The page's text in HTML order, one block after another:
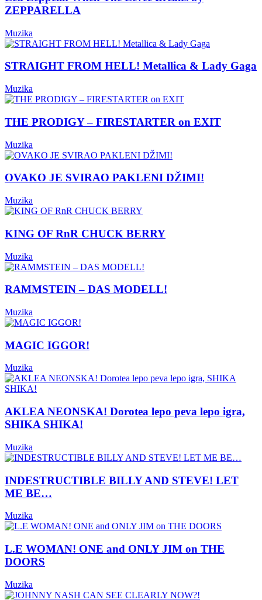
ZEPPARELLA
Muzika
STRAIGHT FROM HELL! Metallica & Lady Gaga
Muzika
THE PRODIGY – FIRESTARTER on EXIT
Muzika
OVAKO JE SVIRAO PAKLENI DŽIMI!
Muzika
KING OF RnR CHUCK BERRY
Muzika
RAMMSTEIN – DAS MODELL!
Muzika
MAGIC IGGOR!
Muzika
AKLEA NEONSKA! Dorotea lepo peva lepo igra,
SHIKA SHIKA!
Muzika
INDESTRUCTIBLE BILLY AND STEVE! LET
ME BE…
Muzika
L.E WOMAN! ONE and ONLY JIM on THE
DOORS
Muzika